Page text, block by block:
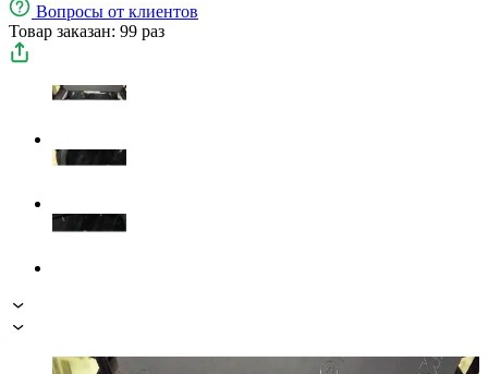
Вопросы от клиентов
Товар заказан: 99 раз